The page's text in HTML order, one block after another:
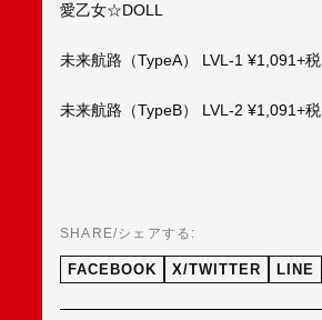
愛乙女☆DOLL
未来航路（TypeA） LVL-1 ¥1,091+税
未来航路（TypeB） LVL-2 ¥1,091+税
SHARE/シェアする:
FACEBOOK X/TWITTER LINE